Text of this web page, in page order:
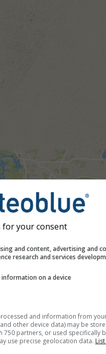
for your consent
and content, advertising and
research and services
on a device
and information from
other device data) may be
750 partners, or used specifically
use precise geolocation data.